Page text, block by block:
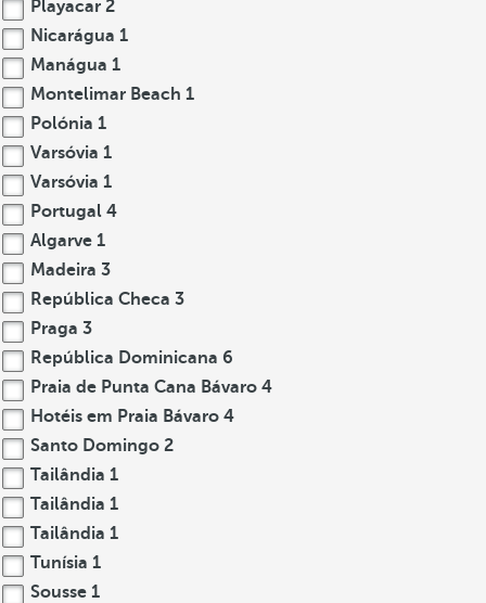
Playacar 2
Nicarágua 1
Manágua 1
Montelimar Beach 1
Polónia 1
Varsóvia 1
Varsóvia 1
Portugal 4
Algarve 1
Madeira 3
República Checa 3
Praga 3
República Dominicana 6
Praia de Punta Cana Bávaro 4
Hotéis em Praia Bávaro 4
Santo Domingo 2
Tailândia 1
Tailândia 1
Tailândia 1
Tunísia 1
Sousse 1